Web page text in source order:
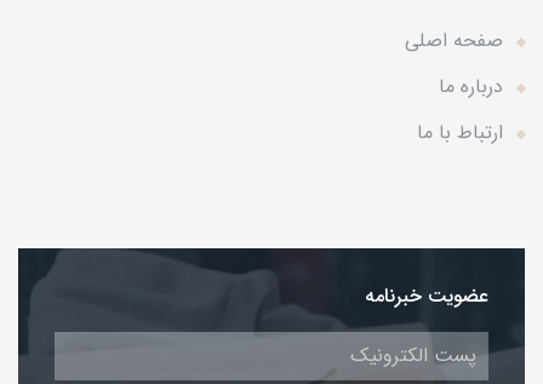
صفحه اصلی
درباره ما
ارتباط با ما
عضویت خبرنامه